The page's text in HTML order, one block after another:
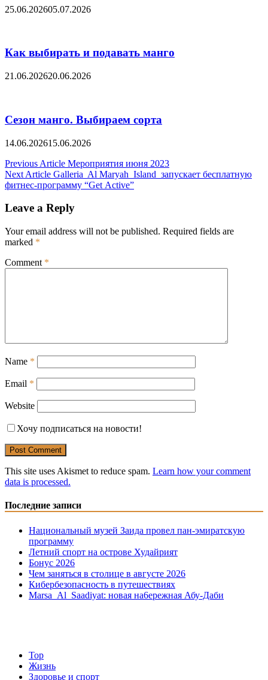
25.06.202605.07.2026
Как выбирать и подавать манго
21.06.202620.06.2026
Сезон манго. Выбираем сорта
14.06.202615.06.2026
Post
navigation
Previous Article Мероприятия июня 2023
Next Article Galleria Al Maryah Island запускает бесплатную
фитнес-программу “Get Active”
Leave a Reply
Your email address will not be published. Required fields are
marked *
Comment *
Name *
Email *
Website
Хочу подписаться на новости!
This site uses Akismet to reduce spam. Learn how your comment
data is processed.
Последние записи
Национальный музей Заида провел пан-эмиратскую
программу
Летний спорт на острове Худайрият
Бонус 2026
Чем заняться в столице в августе 2026
Кибербезопасность в путешествиях
Marsa Al Saadiyat: новая на6ережная Абу-Даби
Top
Жизнь
Здоровье и спорт